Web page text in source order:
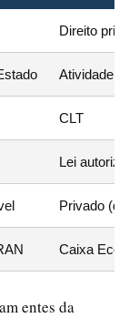
Direito
Atividade
CLT
Lei
Privado
Caixa
entes da